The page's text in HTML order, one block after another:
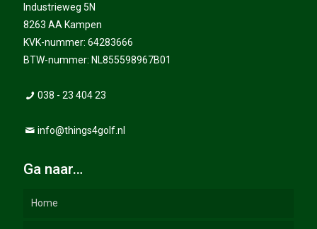
Industrieweg 5N
8263 AA Kampen
KVK-nummer: 64283666
BTW-nummer: NL855598967B01
038 - 23 404 23
info@things4golf.nl
Ga naar…
Home